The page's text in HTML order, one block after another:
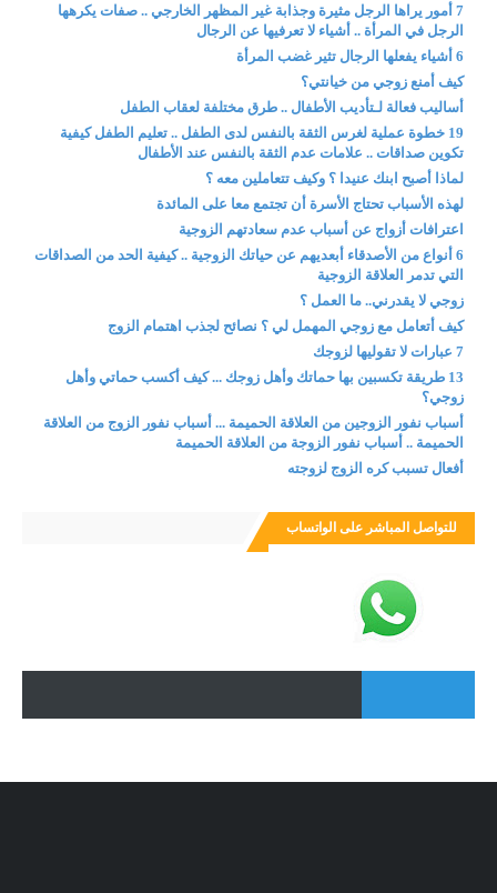
7 أمور يراها الرجل مثيرة وجذابة غير المظهر الخارجي .. صفات يكرهها
الرجل في المرأة .. أشياء لا تعرفيها عن الرجال
6 أشياء يفعلها الرجال تثير غضب المرأة
كيف أمنع زوجي من خيانتي؟
أساليب فعالة لـتأديب الأطفال .. طرق مختلفة لعقاب الطفل
19 خطوة عملية لغرس الثقة بالنفس لدى الطفل .. تعليم الطفل كيفية
تكوين صداقات .. علامات عدم الثقة بالنفس عند الأطفال
لماذا أصبح ابنك عنيدا ؟ وكيف تتعاملين معه ؟
لهذه الأسباب تحتاج الأسرة أن تجتمع معا على المائدة
اعترافات أزواج عن أسباب عدم سعادتهم الزوجية
6 أنواع من الأصدقاء أبعديهم عن حياتك الزوجية .. كيفية الحد من الصداقات
التي تدمر العلاقة الزوجية
زوجي لا يقدرني.. ما العمل ؟
كيف أتعامل مع زوجي المهمل لي ؟ نصائح لجذب اهتمام الزوج
7 عبارات لا تقوليها لزوجك
13 طريقة تكسبين بها حماتك وأهل زوجك ... كيف أكسب حماتي وأهل
زوجي؟
أسباب نفور الزوجين من العلاقة الحميمة ... أسباب نفور الزوج من العلاقة
الحميمة .. أسباب نفور الزوجة من العلاقة الحميمة
أفعال تسبب كره الزوج لزوجته
للتواصل المباشر على الواتساب